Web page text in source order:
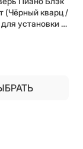
(Чёрный кварц /
установки в